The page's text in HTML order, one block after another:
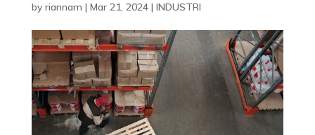
by riannam | Mar 21, 2024| INDUSTRI